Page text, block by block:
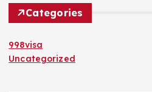
Categories
998visa
Uncategorized